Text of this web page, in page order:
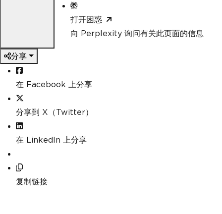
打开困惑
向 Perplexity 询问有关此页面的信息
分享
在 Facebook 上分享
分享到 X（Twitter）
在 LinkedIn 上分享
复制链接